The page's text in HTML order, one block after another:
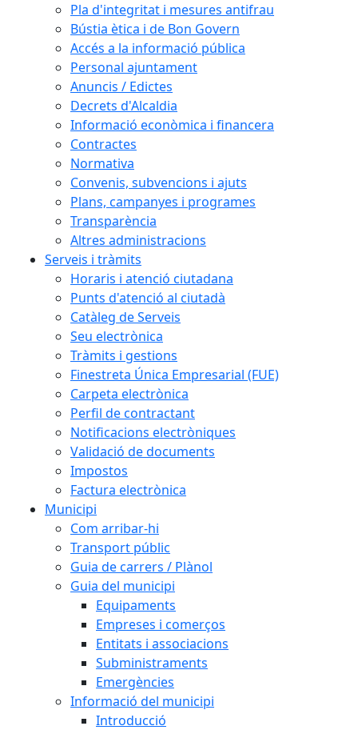
Pla d'integritat i mesures antifrau
Bústia ètica i de Bon Govern
Accés a la informació pública
Personal ajuntament
Anuncis / Edictes
Decrets d'Alcaldia
Informació econòmica i financera
Contractes
Normativa
Convenis, subvencions i ajuts
Plans, campanyes i programes
Transparència
Altres administracions
Serveis i tràmits
Horaris i atenció ciutadana
Punts d'atenció al ciutadà
Catàleg de Serveis
Seu electrònica
Tràmits i gestions
Finestreta Única Empresarial (FUE)
Carpeta electrònica
Perfil de contractant
Notificacions electròniques
Validació de documents
Impostos
Factura electrònica
Municipi
Com arribar-hi
Transport públic
Guia de carrers / Plànol
Guia del municipi
Equipaments
Empreses i comerços
Entitats i associacions
Subministraments
Emergències
Informació del municipi
Introducció